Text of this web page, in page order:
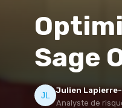
Sage
Julien
Analyste de